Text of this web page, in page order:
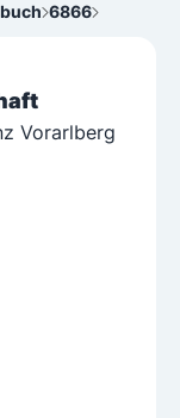
6866
Vorarlberg